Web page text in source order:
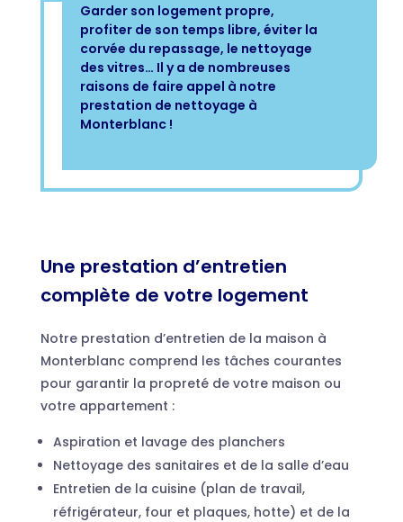
Garder son logement propre,
profiter de son temps libre, éviter la
corvée du repassage, le nettoyage
des vitres… Il y a de nombreuses
raisons de faire appel à notre
prestation de nettoyage à
Monterblanc !
Une prestation d’entretien
complète de votre logement
Notre prestation d’entretien de la maison à
Monterblanc comprend les tâches courantes
pour garantir la propreté de votre maison ou
votre appartement :
Aspiration et lavage des planchers
Nettoyage des sanitaires et de la salle d’eau
Entretien de la cuisine (plan de travail,
réfrigérateur, four et plaques, hotte) et de la